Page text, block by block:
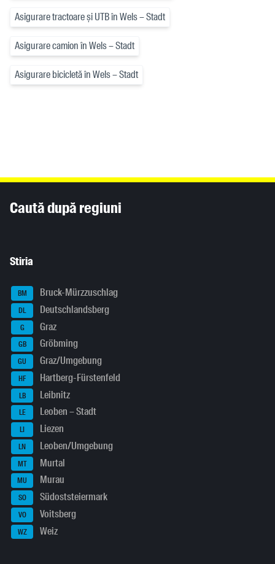
Asigurare tractoare și UTB în Wels – Stadt
Asigurare camion în Wels – Stadt
Asigurare bicicletă în Wels – Stadt
Caută după regiuni
Stiria
BM Bruck-Mürzzuschlag
DL Deutschlandsberg
G Graz
GB Gröbming
GU Graz/Umgebung
HF Hartberg-Fürstenfeld
LB Leibnitz
LE Leoben – Stadt
LI Liezen
LN Leoben/Umgebung
MT Murtal
MU Murau
SO Südoststeiermark
VO Voitsberg
WZ Weiz